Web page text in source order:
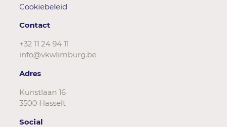
Cookiebeleid
Contact
+32 11 24 94 11
info@vkwlimburg.be
Adres
Kunstlaan 16
3500 Hasselt
Social